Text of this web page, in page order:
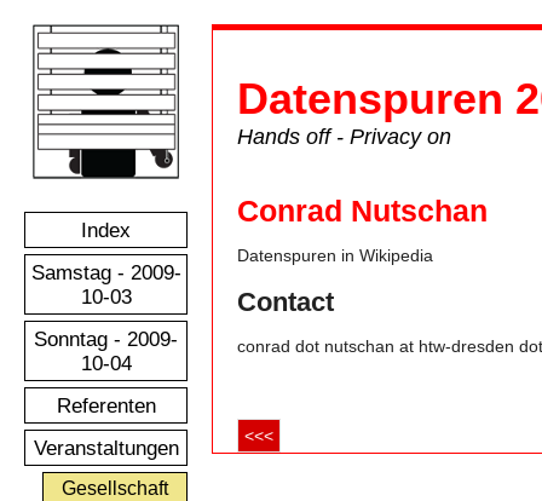
Index
Samstag - 2009-
10-03
Sonntag - 2009-
10-04
Referenten
Veranstaltungen
Gesellschaft
Datenspuren
Hands off - Privacy on
Conrad Nutschan
Datenspuren in Wikipedia
Contact
conrad dot nutschan at htw-dresden
<<<